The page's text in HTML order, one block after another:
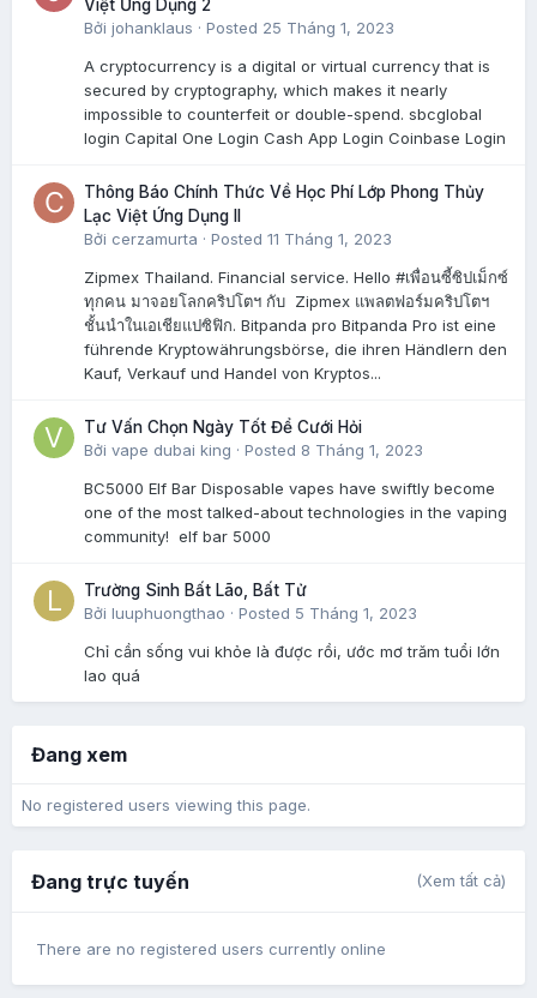
Việt Ứng Dụng 2
Bởi johanklaus · Posted 25 Tháng 1, 2023
A cryptocurrency is a digital or virtual currency that is
secured by cryptography, which makes it nearly
impossible to counterfeit or double-spend. sbcglobal
login Capital One Login Cash App Login Coinbase Login
Thông Báo Chính Thức Về Học Phí Lớp Phong Thủy
Lạc Việt Ứng Dụng II
Bởi cerzamurta · Posted 11 Tháng 1, 2023
Zipmex Thailand. Financial service. Hello #เพื่อนซี้ซิปเม็กซ์
ทุกคน มาจอยโลกคริปโตฯ กับ Zipmex แพลตฟอร์มคริปโตฯ
ชั้นนำในเอเชียแปซิฟิก. Bitpanda pro Bitpanda Pro ist eine
führende Kryptowährungsbörse, die ihren Händlern den
Kauf, Verkauf und Handel von Kryptos...
Tư Vấn Chọn Ngày Tốt Để Cưới Hỏi
Bởi vape dubai king · Posted 8 Tháng 1, 2023
BC5000 Elf Bar Disposable vapes have swiftly become
one of the most talked-about technologies in the vaping
community! elf bar 5000
Trường Sinh Bất Lão, Bất Tử
Bởi luuphuongthao · Posted 5 Tháng 1, 2023
Chỉ cần sống vui khỏe là được rồi, ước mơ trăm tuổi lớn
lao quá
Đang xem
No registered users viewing this page.
Đang trực tuyến (Xem tất cả)
There are no registered users currently online